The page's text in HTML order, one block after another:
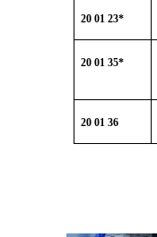
20 01 23*
20 01 35*
20 01 36